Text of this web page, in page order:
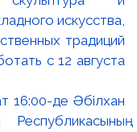
16:00-де Әбілхан